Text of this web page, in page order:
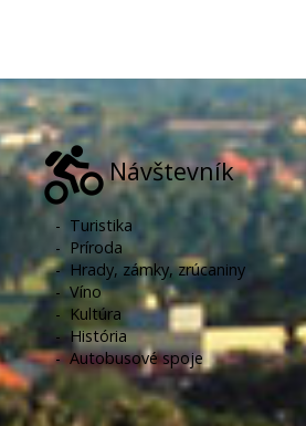
Návštevník
- Turistika
- Príroda
- Hrady, zámky, zrúcaniny
-Víno
- Kultúra
-História
-Autobusové spoje